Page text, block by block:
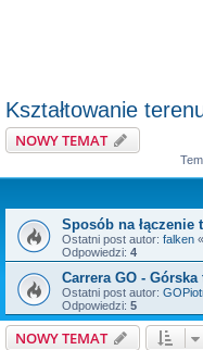
Kształtowanie
NOWY TEMAT
Sposób na łączenie
Ostatni post autor: falken «
Odpowiedzi: 4
Carrera GO -
Ostatni post autor:
Odpowiedzi: 5
NOWY TEMAT